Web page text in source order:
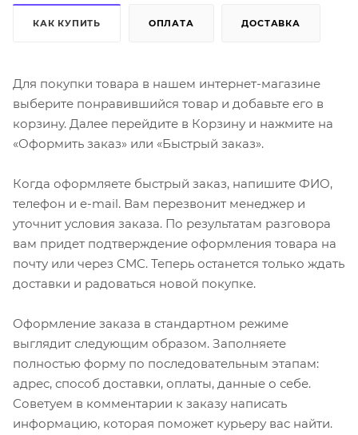
КАК КУПИТЬ ОПЛАТА ДОСТАВКА
Для покупки товара в нашем интернет-магазине
выберите понравившийся товар и добавьте его в
корзину. Далее перейдите в Корзину и нажмите на
«Оформить заказ» или «Быстрый заказ».
Когда оформляете быстрый заказ, напишите ФИО,
телефон и e-mail. Вам перезвонит менеджер и
уточнит условия заказа. По результатам разговора
вам придет подтверждение оформления товара на
почту или через СМС. Теперь останется только ждать
доставки и радоваться новой покупке.
Оформление заказа в стандартном режиме
выглядит следующим образом. Заполняете
полностью форму по последовательным этапам:
адрес, способ доставки, оплаты, данные о себе.
Советуем в комментарии к заказу написать
информацию, которая поможет курьеру вас найти.